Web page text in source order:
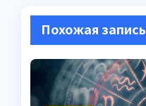
Похожая запись